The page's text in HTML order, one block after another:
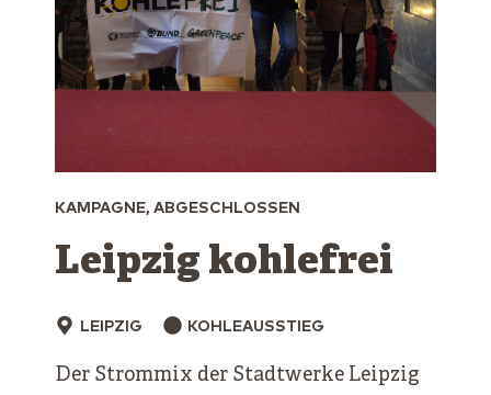
KAMPAGNE, ABGESCHLOSSEN
Leipzig ­kohlefrei
LEIPZIG KOHLEAUSSTIEG
Der Strommix der Stadtwerke Leipzig